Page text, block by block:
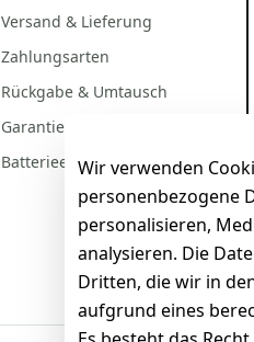
Wir verwenden
personenbezogene
personalisieren,
analysieren. Die
Dritten, die wir in
aufgrund eines
Versand & Lieferung
Zahlungsarten
Rückgabe & Umtausch
Garantiebedingungen
Batterieentsorgung